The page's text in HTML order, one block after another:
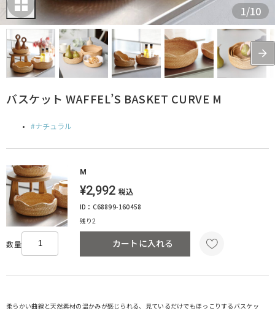
1/10
バスケット WAFFEL’S BASKET CURVE M
ナチュラル
M
¥2,992 税込
ID：C68899-160458
残り2
数量 カートに入れる
柔らかい曲線と天然素材の温かみが感じられる、見ているだけでもほっこりするバスケッ